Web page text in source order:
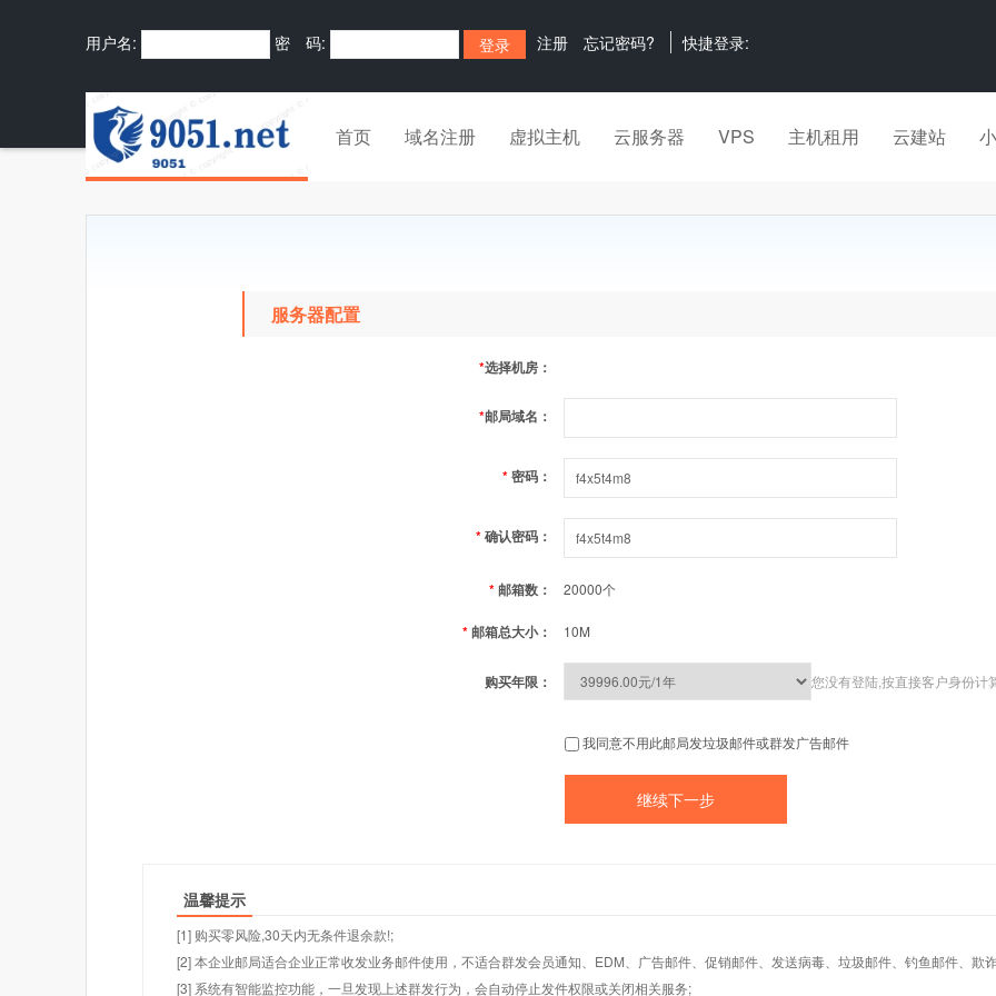
用户名: 密 码: 注册 忘记密码? 快捷登录:
首页 域名注册 虚拟主机 云服务器 VPS 主机租用 云建站
服务器配置
*选择机房：
*邮局域名：
*密码：
*确认密码：
*邮箱数： 20000个
*邮箱总大小： 10M
购买年限： 您没有登陆,按直接客户身份计
我同意不用此邮局发垃圾邮件或群发广告邮件
温馨提示
[1] 购买零风险,30天内无条件退余款!;
[2] 本企业邮局适合企业正常收发业务邮件使用，不适合群发会员通知、EDM、广告邮件、促销邮件、发送病毒、垃圾邮件、钓鱼邮件、欺
[3] 系统有智能监控功能，一旦发现上述群发行为，会自动停止发件权限或关闭相关服务;